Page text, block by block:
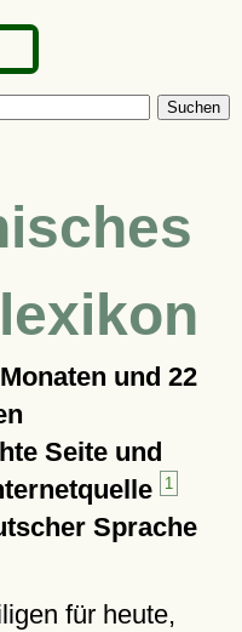
Suchen
und 22
Seite und
1
Sprache
für heute,